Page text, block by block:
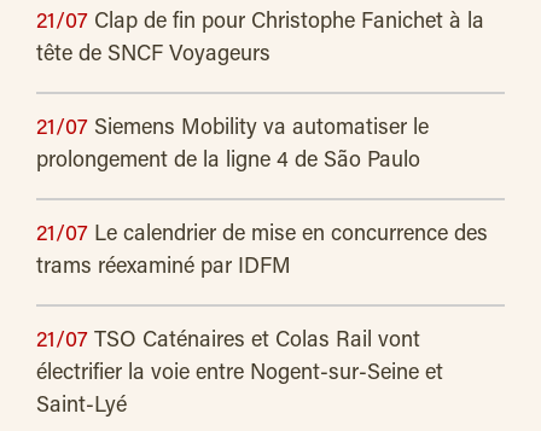
21/07 Clap de fin pour Christophe Fanichet à la
tête de SNCF Voyageurs
21/07 Siemens Mobility va automatiser le
prolongement de la ligne 4 de São Paulo
21/07 Le calendrier de mise en concurrence des
trams réexaminé par IDFM
21/07 TSO Caténaires et Colas Rail vont
électrifier la voie entre Nogent-sur-Seine et
Saint-Lyé